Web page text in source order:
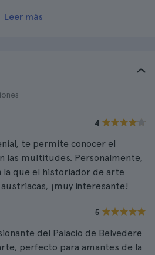
Leer más
4
te permite conocer el
las multitudes. Personalmente,
la que el historiador de arte
¡muy interesante!
5
del Palacio de Belvedere
perfecto para amantes de la